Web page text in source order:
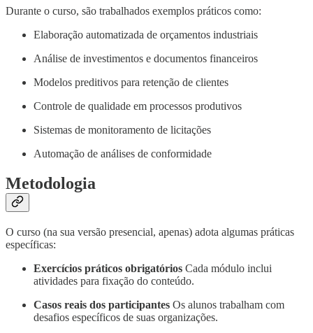
Durante o curso, são trabalhados exemplos práticos como:
Elaboração automatizada de orçamentos industriais
Análise de investimentos e documentos financeiros
Modelos preditivos para retenção de clientes
Controle de qualidade em processos produtivos
Sistemas de monitoramento de licitações
Automação de análises de conformidade
Metodologia
O curso (na sua versão presencial, apenas) adota algumas práticas
específicas:
Exercícios práticos obrigatórios Cada módulo inclui
atividades para fixação do conteúdo.
Casos reais dos participantes Os alunos trabalham com
desafios específicos de suas organizações.